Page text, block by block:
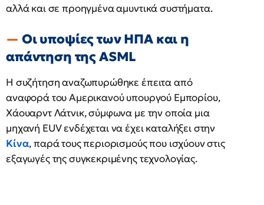
αλλά και σε προηγμένα αμυντικά συστήματα.
Οι υποψίες των ΗΠΑ και η
απάντηση της ASML
Η συζήτηση αναζωπυρώθηκε έπειτα από
αναφορά του Αμερικανού υπουργού Εμπορίου,
Χάουαρντ Λάτνικ, σύμφωνα με την οποία μια
μηχανή EUV ενδέχεται να έχει καταλήξει στην
Κίνα, παρά τους περιορισμούς που ισχύουν στις
εξαγωγές της συγκεκριμένης τεχνολογίας.